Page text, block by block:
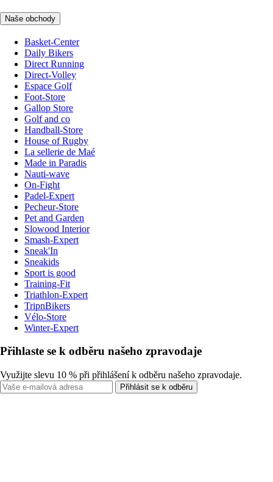
Naše obchody
Basket-Center
Daily Bikers
Direct Running
Direct-Volley
Espace Golf
Foot-Store
Gallop Store
Golf and co
Handball-Store
House of Rugby
La sellerie de Maé
Made in Paradis
Nauti-wave
On-Fight
Padel-Expert
Pecheur-Store
Pet and Garden
Slowood Interior
Smash-Expert
Sneak'In
Sneakids
Sport is good
Training-Fit
Triathlon-Expert
TripnBikers
Vélo-Store
Winter-Expert
Přihlaste se k odběru našeho zpravodaje
Využijte slevu 10 % při přihlášení k odběru našeho zpravodaje.
Přihlásit se k odběru